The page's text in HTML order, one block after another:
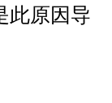
此原因导